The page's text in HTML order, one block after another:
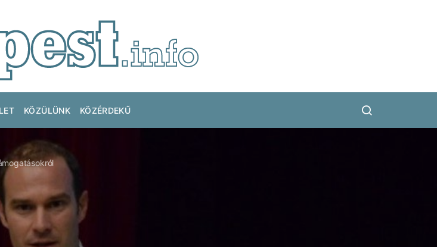
KÖZÜLÜNK KÖZÉRDEKŰ